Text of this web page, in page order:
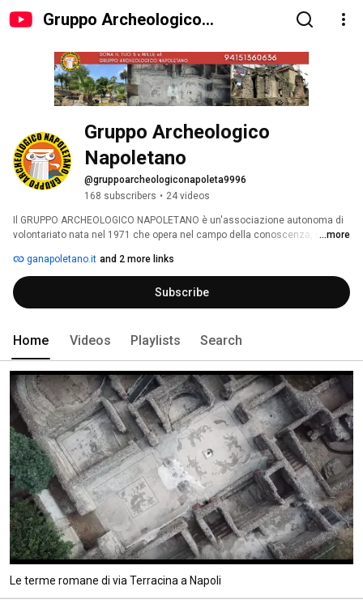
Gruppo Archeologico
Gruppo Archeologico
Napoletano
@gruppoarcheologiconapoleta9996
168 subscribers • 24 videos
Il GRUPPO ARCHEOLOGICO NAPOLETANO è un'associazione autonoma di
volontariato nata nel 1971 che opera nel campo della conoscenza, della
della regione Campania.
...more
ganapoletano.it and 2 more links
Subscribe
Home Videos Playlists Search
Le terme romane di via Terracina a Napoli